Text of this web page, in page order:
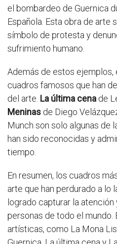
el bombardeo de Guernica
Española. Esta obra de arte
símbolo de protesta y
sufrimiento humano.
Además de estos
cuadros famosos que han
del arte. La última cena de
Meninas de Diego
Munch son solo algunas de
han sido reconocidas y
tiempo.
En resumen, los cuadros
arte que han perdurado a lo
logrado capturar la
personas de todo el mundo.
artísticas, como La Mona